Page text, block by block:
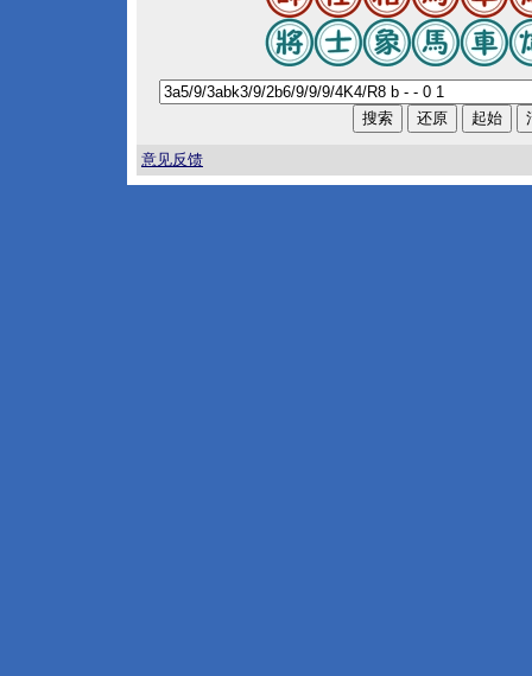
意见反馈